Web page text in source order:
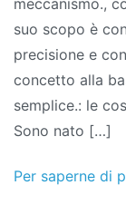
suo scopo è
precisione e
concetto alla
semplice.: le
Sono nato […]
Per saperne di